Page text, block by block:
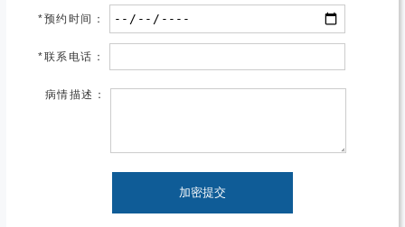
*预约时间：
*联系电话：
病情描述：
加密提交